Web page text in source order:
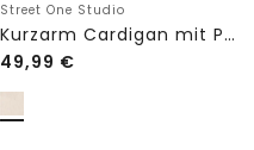
Street One Studio
Kurzarm Cardigan mit Polokragen
49,99 €